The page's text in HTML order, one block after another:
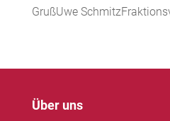
GrußUwe
Über uns